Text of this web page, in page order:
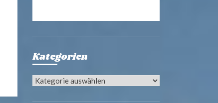
Kategorien
Kategorien